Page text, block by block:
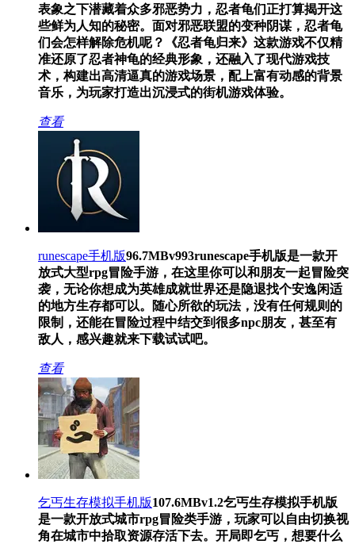
表象之下潜藏着众多邪恶势力，忍者龟们正打算揭开这
些鲜为人知的秘密。面对邪恶联盟的变种阴谋，忍者龟
们会怎样解除危机呢？《忍者龟归来》这款游戏不仅精
准还原了忍者神龟的经典形象，还融入了现代游戏技
术，构建出高清逼真的游戏场景，配上富有动感的背景
音乐，为玩家打造出沉浸式的街机游戏体验。
查看
runescape手机版96.7MBv993runescape手机版是一款开
放式大型rpg冒险手游，在这里你可以和朋友一起冒险突
袭，无论你想成为英雄成就世界还是隐退找个安逸闲适
的地方生存都可以。随心所欲的玩法，没有任何规则的
限制，还能在冒险过程中结交到很多npc朋友，甚至有
敌人，感兴趣就来下载试试吧。
查看
乞丐生存模拟手机版107.6MBv1.2乞丐生存模拟手机版
是一款开放式城市rpg冒险类手游，玩家可以自由切换视
角在城市中拾取资源存活下去。开局即乞丐，想要什么